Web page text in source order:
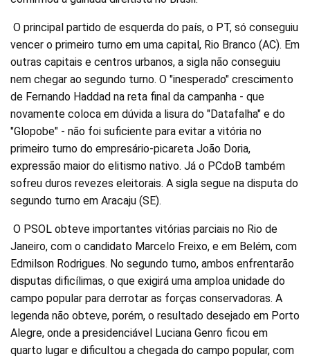
O principal partido de esquerda do país, o PT, só conseguiu
vencer o primeiro turno em uma capital, Rio Branco (AC). Em
outras capitais e centros urbanos, a sigla não conseguiu
nem chegar ao segundo turno. O "inesperado" crescimento
de Fernando Haddad na reta final da campanha - que
novamente coloca em dúvida a lisura do "Datafalha" e do
"Glopobe" - não foi suficiente para evitar a vitória no
primeiro turno do empresário-picareta João Doria,
expressão maior do elitismo nativo. Já o PCdoB também
sofreu duros revezes eleitorais. A sigla segue na disputa do
segundo turno em Aracaju (SE).
O PSOL obteve importantes vitórias parciais no Rio de
Janeiro, com o candidato Marcelo Freixo, e em Belém, com
Edmilson Rodrigues. No segundo turno, ambos enfrentarão
disputas dificílimas, o que exigirá uma amploa unidade do
campo popular para derrotar as forças conservadoras. A
legenda não obteve, porém, o resultado desejado em Porto
Alegre, onde a presidenciável Luciana Genro ficou em
quarto lugar e dificultou a chegada do campo popular, com